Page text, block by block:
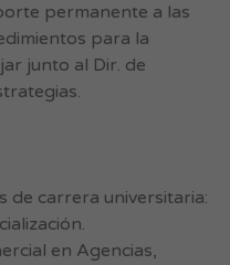
permanente a las
para la
junto al Dir. de
de carrera universitaria:
en Agencias,